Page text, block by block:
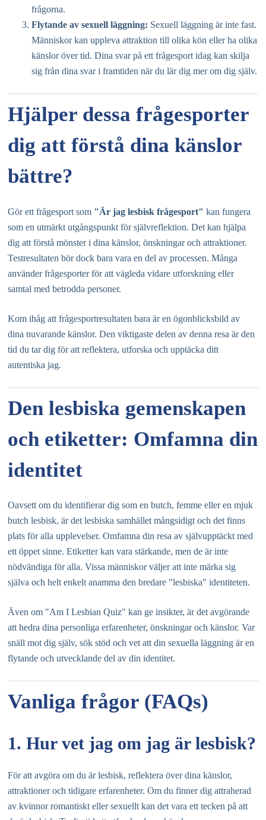
frågorna.
Flytande av sexuell läggning: Sexuell läggning är inte fast.
Människor kan uppleva attraktion till olika kön eller ha olika
känslor över tid. Dina svar på ett frågesport idag kan skilja
sig från dina svar i framtiden när du lär dig mer om dig själv.
Hjälper dessa frågesporter
dig att förstå dina känslor
bättre?
Gör ett frågesport som "Är jag lesbisk frågesport" kan fungera
som en utmärkt utgångspunkt för självreflektion. Det kan hjälpa
dig att förstå mönster i dina känslor, önskningar och attraktioner.
Testresultaten bör dock bara vara en del av processen. Många
använder frågesporter för att vägleda vidare utforskning eller
samtal med betrodda personer.
Kom ihåg att frågesportresultaten bara är en ögonblicksbild av
dina nuvarande känslor. Den viktigaste delen av denna resa är den
tid du tar dig för att reflektera, utforska och upptäcka ditt
autentiska jag.
Den lesbiska gemenskapen
och etiketter: Omfamna din
identitet
Oavsett om du identifierar dig som en butch, femme eller en mjuk
butch lesbisk, är det lesbiska samhället mångsidigt och det finns
plats för alla upplevelser. Omfamna din resa av självupptäckt med
ett öppet sinne. Etiketter kan vara stärkande, men de är inte
nödvändiga för alla. Vissa människor väljer att inte märka sig
själva och helt enkelt anamma den bredare "lesbiska" identiteten.
Även om "Am I Lesbian Quiz" kan ge insikter, är det avgörande
att hedra dina personliga erfarenheter, önskningar och känslor. Var
snäll mot dig själv, sök stöd och vet att din sexuella läggning är en
flytande och utvecklande del av din identitet.
Vanliga frågor (FAQs)
1. Hur vet jag om jag är lesbisk?
För att avgöra om du är lesbisk, reflektera över dina känslor,
attraktioner och tidigare erfarenheter. Om du finner dig attraherad
av kvinnor romantiskt eller sexuellt kan det vara ett tecken på att